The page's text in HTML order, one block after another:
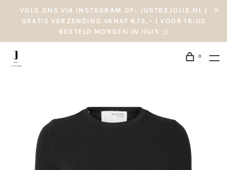
VOLG ONS VIA INSTAGRAM OP: JUSTBEJOLIE.NL |
GRATIS VERZENDING VANAF €75,– | VOOR 16:00
BESTELD MORGEN IN HUIS ;)
0